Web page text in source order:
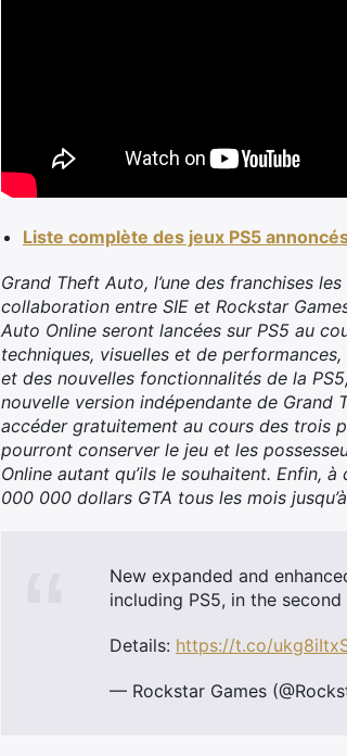
Liste complète des jeux PS5
Grand Theft Auto, l’une des franchises
collaboration entre SIE et Rockstar
Auto Online seront lancées sur PS5 au
techniques, visuelles et de
et des nouvelles fonctionnalités de la
nouvelle version indépendante de Grand
accéder gratuitement au cours des trois
pourront conserver le jeu et les
Online autant qu’ils le souhaitent. Enfin,
000 000 dollars GTA tous les mois
New expanded and
including PS5, in the
Details: https://t.co/
— Rockstar Games